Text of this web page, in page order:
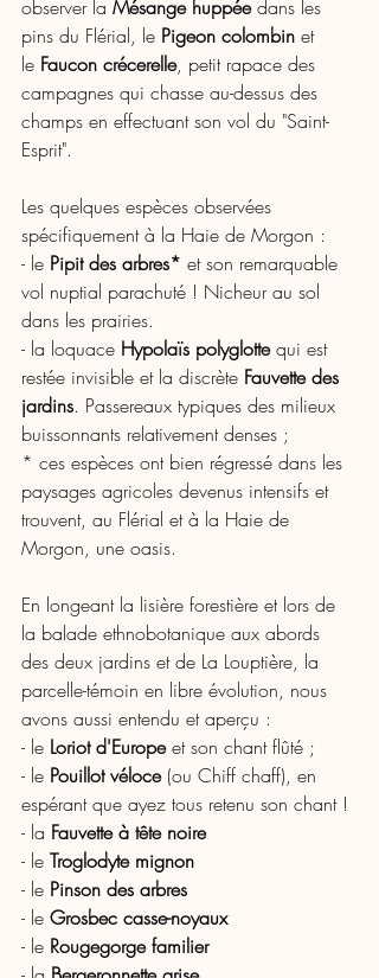
observer la Mésange huppée dans les
pins du Flérial, le Pigeon colombin et
le Faucon crécerelle, petit rapace des
campagnes qui chasse au-dessus des
champs en effectuant son vol du "Saint-
Esprit".
Les quelques espèces observées
spécifiquement à la Haie de Morgon :
- le Pipit des arbres* et son remarquable
vol nuptial parachuté ! Nicheur au sol
dans les prairies.
- la loquace Hypolaïs polyglotte qui est
restée invisible et la discrète Fauvette des
jardins. Passereaux typiques des milieux
buissonnants relativement denses ;
* ces espèces ont bien régressé dans les
paysages agricoles devenus intensifs et
trouvent, au Flérial et à la Haie de
Morgon, une oasis.
En longeant la lisière forestière et lors de
la balade ethnobotanique aux abords
des deux jardins et de La Louptière, la
parcelle-témoin en libre évolution, nous
avons aussi entendu et aperçu :
- le Loriot d'Europe et son chant flûté ;
- le Pouillot véloce (ou Chiff chaff), en
espérant que ayez tous retenu son chant !
- la Fauvette à tête noire
- le Troglodyte mignon
- le Pinson des arbres
- le Grosbec casse-noyaux
- le Rougegorge familier